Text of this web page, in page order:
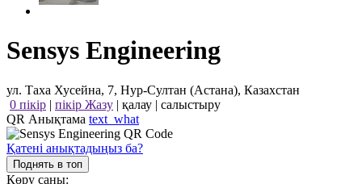
Sensys Engineering
ул. Таха Хусейна, 7, Нур-Султан (Астана), Казахстан
0 пікір | пікір Жазу | қалау | салыстыру
QR Анықтама text_what
Қатені анықтадыңыз ба?
Поднять в топ
Көру саны: